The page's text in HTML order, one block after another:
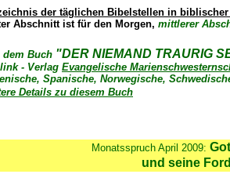
der täglichen Bibelstellen in
Abschnitt ist für den Morgen, mittlerer
dem Buch "DER NIEMAND TRAURIG
- Verlag Evangelische
Spanische, Norwegische,
Details zu diesem Buch
Monatsspruch April 2009:
und seine